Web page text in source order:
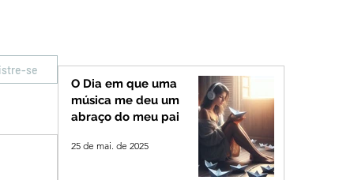
se
O Dia em que uma
música me deu um
abraço do meu pai
25 de mai. de 2025